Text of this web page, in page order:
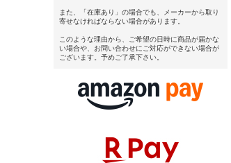
また、「在庫あり」の場合でも、メーカーから取り
寄せなければならない場合があります。
このような理由から、ご希望の日時に商品が届かな
い場合や、お問い合わせにご対応ができない場合が
ございます。予めご了承下さい。